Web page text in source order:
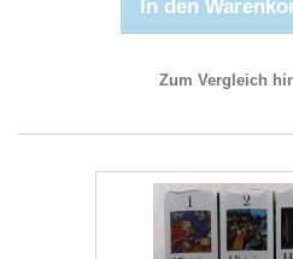
In den
Zum Vergleich